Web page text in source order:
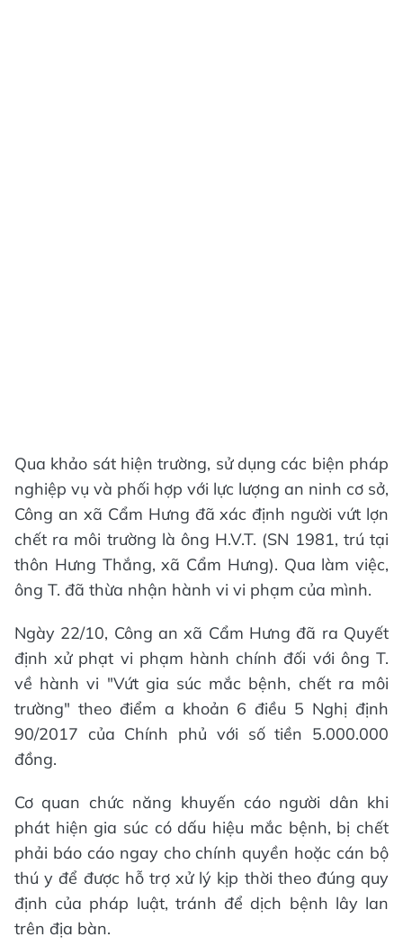
Qua khảo sát hiện trường, sử dụng các biện pháp
nghiệp vụ và phối hợp với lực lượng an ninh cơ sở,
Công an xã Cẩm Hưng đã xác định người vứt lợn
chết ra môi trường là ông H.V.T. (SN 1981, trú tại
thôn Hưng Thắng, xã Cẩm Hưng). Qua làm việc,
ông T. đã thừa nhận hành vi vi phạm của mình.
Ngày 22/10, Công an xã Cẩm Hưng đã ra Quyết
định xử phạt vi phạm hành chính đối với ông T.
về hành vi "Vứt gia súc mắc bệnh, chết ra môi
trường" theo điểm a khoản 6 điều 5 Nghị định
90/2017 của Chính phủ với số tiền 5.000.000
đồng.
Cơ quan chức năng khuyến cáo người dân khi
phát hiện gia súc có dấu hiệu mắc bệnh, bị chết
phải báo cáo ngay cho chính quyền hoặc cán bộ
thú y để được hỗ trợ xử lý kịp thời theo đúng quy
định của pháp luật, tránh để dịch bệnh lây lan
trên địa bàn.